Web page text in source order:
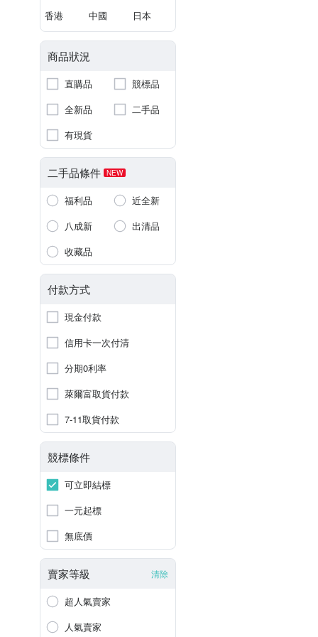
香港 中國 日本
商品狀況
直購品
競標品
全新品
二手品
有現貨
二手品條件 NEW
福利品
近全新
八成新
出清品
收藏品
付款方式
現金付款
信用卡一次付清
分期0利率
萊爾富取貨付款
7-11取貨付款
競標條件
可立即結標
一元起標
無底價
賣家等級 清除
超人氣賣家
人氣賣家